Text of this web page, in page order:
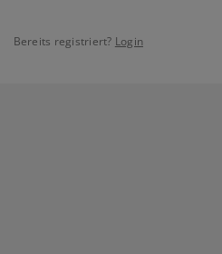
Bereits registriert? Login